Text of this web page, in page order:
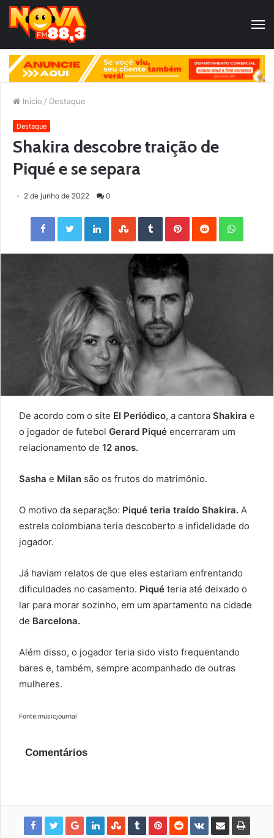
Início / Destaque
Destaque
Shakira descobre traição de
Piqué e se separa
2 de junho de 2022 0
Facebook Twitter LinkedIn StumbleUpon Tumblr Pinterest Reddit
De acordo com o site El Periódico, a cantora Shakira e
o jogador de futebol Gerard Piqué encerraram um
relacionamento de 12 anos.
Sasha e Milan são os frutos do matrimônio.
O motivo da separação: Piqué teria traído Shakira. A
estrela colombiana teria descoberto a infidelidade do
jogador.
Já haviam relatos de que eles estariam enfrentando
dificuldades no casamento. Piqué teria até deixado o
lar para morar sozinho, em um apartamento na cidade
de Barcelona.
Além disso, o jogador teria sido visto frequentando
bares e, também, sempre acompanhado de outras
mulheres.
Fonte:musicjournal
Comentários